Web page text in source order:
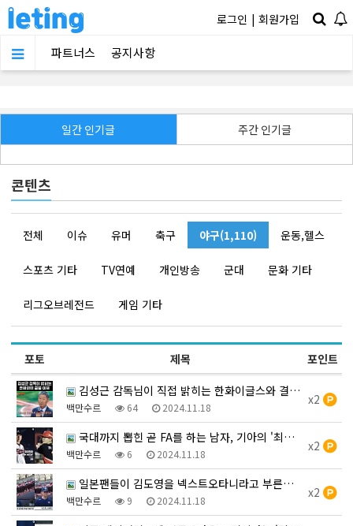
로그인 | 회원가입
파트너스 공지사항
일간 인기글 주간 인기글
콘텐츠
전체 이슈 유머 축구 야구(1,110) 운동,헬스
스포츠 기타 TV연예 개인방송 군대 문화 기타
리그오브레전드 게임 기타
포토 제목
포인트
김성근 감독님이 직접 밝히는 한화이글스와 결별했던 이유.g…
백만수르 64 2024.11.18
x2
국대까지 뽑힌 곧 FA를 하는 남자, 기아의 '최원준' 2…
백만수르 6 2024.11.18
x2
일본팬들이 김도영을 넥스트오타니라고 부른다는 일본기자ㄷㄷㄷ…
백만수르 9 2024.11.18
x2